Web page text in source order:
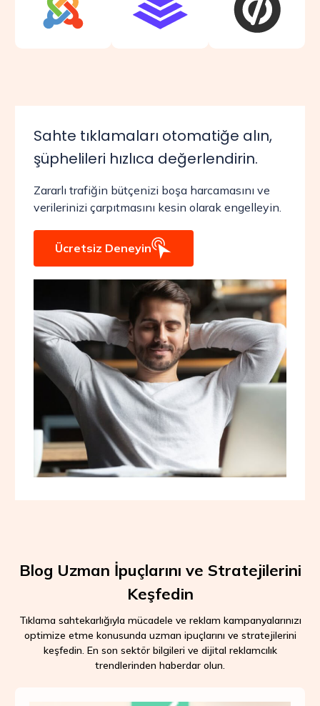
Sahte tıklamaları otomatiğe alın,
şüphelileri hızlıca değerlendirin.
Zararlı trafiğin bütçenizi boşa harcamasını ve
verilerinizi çarpıtmasını kesin olarak engelleyin.
Ücretsiz Deneyin
Blog Uzman İpuçlarını ve Stratejilerini
Keşfedin
Tıklama sahtekarlığıyla mücadele ve reklam kampanyalarınızı
optimize etme konusunda uzman ipuçlarını ve stratejilerini
keşfedin. En son sektör bilgileri ve dijital reklamcılık
trendlerinden haberdar olun.